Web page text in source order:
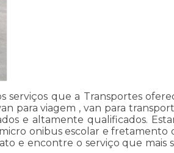
que a Transportes
viagem , van para
e altamente qualificados.
onibus escolar e fretamento
e encontre o serviço que mais